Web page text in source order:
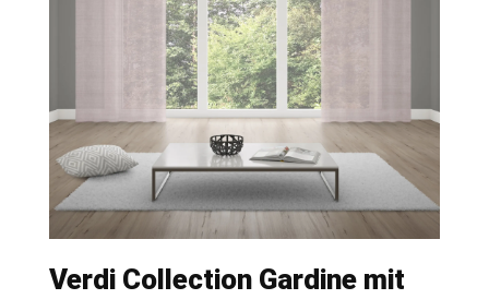
Verdi Collection Gardine mit